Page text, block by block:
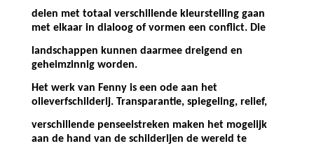
delen met totaal verschillende kleurstelling gaan
met elkaar in dialoog of vormen een conflict. Die
landschappen kunnen daarmee dreigend en
geheimzinnig worden.
Het werk van Fenny is een ode aan het
olieverfschilderij. Transparantie, spiegeling, relief,
verschillende penseelstreken maken het mogelijk
aan de hand van de schilderijen de wereld te